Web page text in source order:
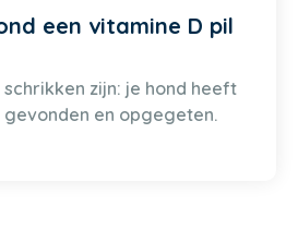
een vitamine D pil
zijn: je hond heeft
en opgegeten.